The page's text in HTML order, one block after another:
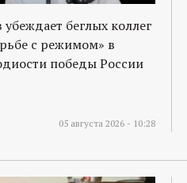
убеждает беглых коллег
с режимом» в
победы России
05 августа 2026 - 10:28